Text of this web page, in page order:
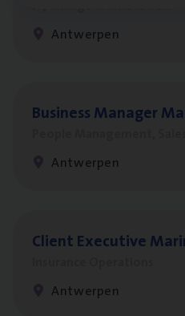
Antwerpen
Busi­ness Mana­ger
Antwerpen
Client Exe­cu­ti­ve
Antwerpen